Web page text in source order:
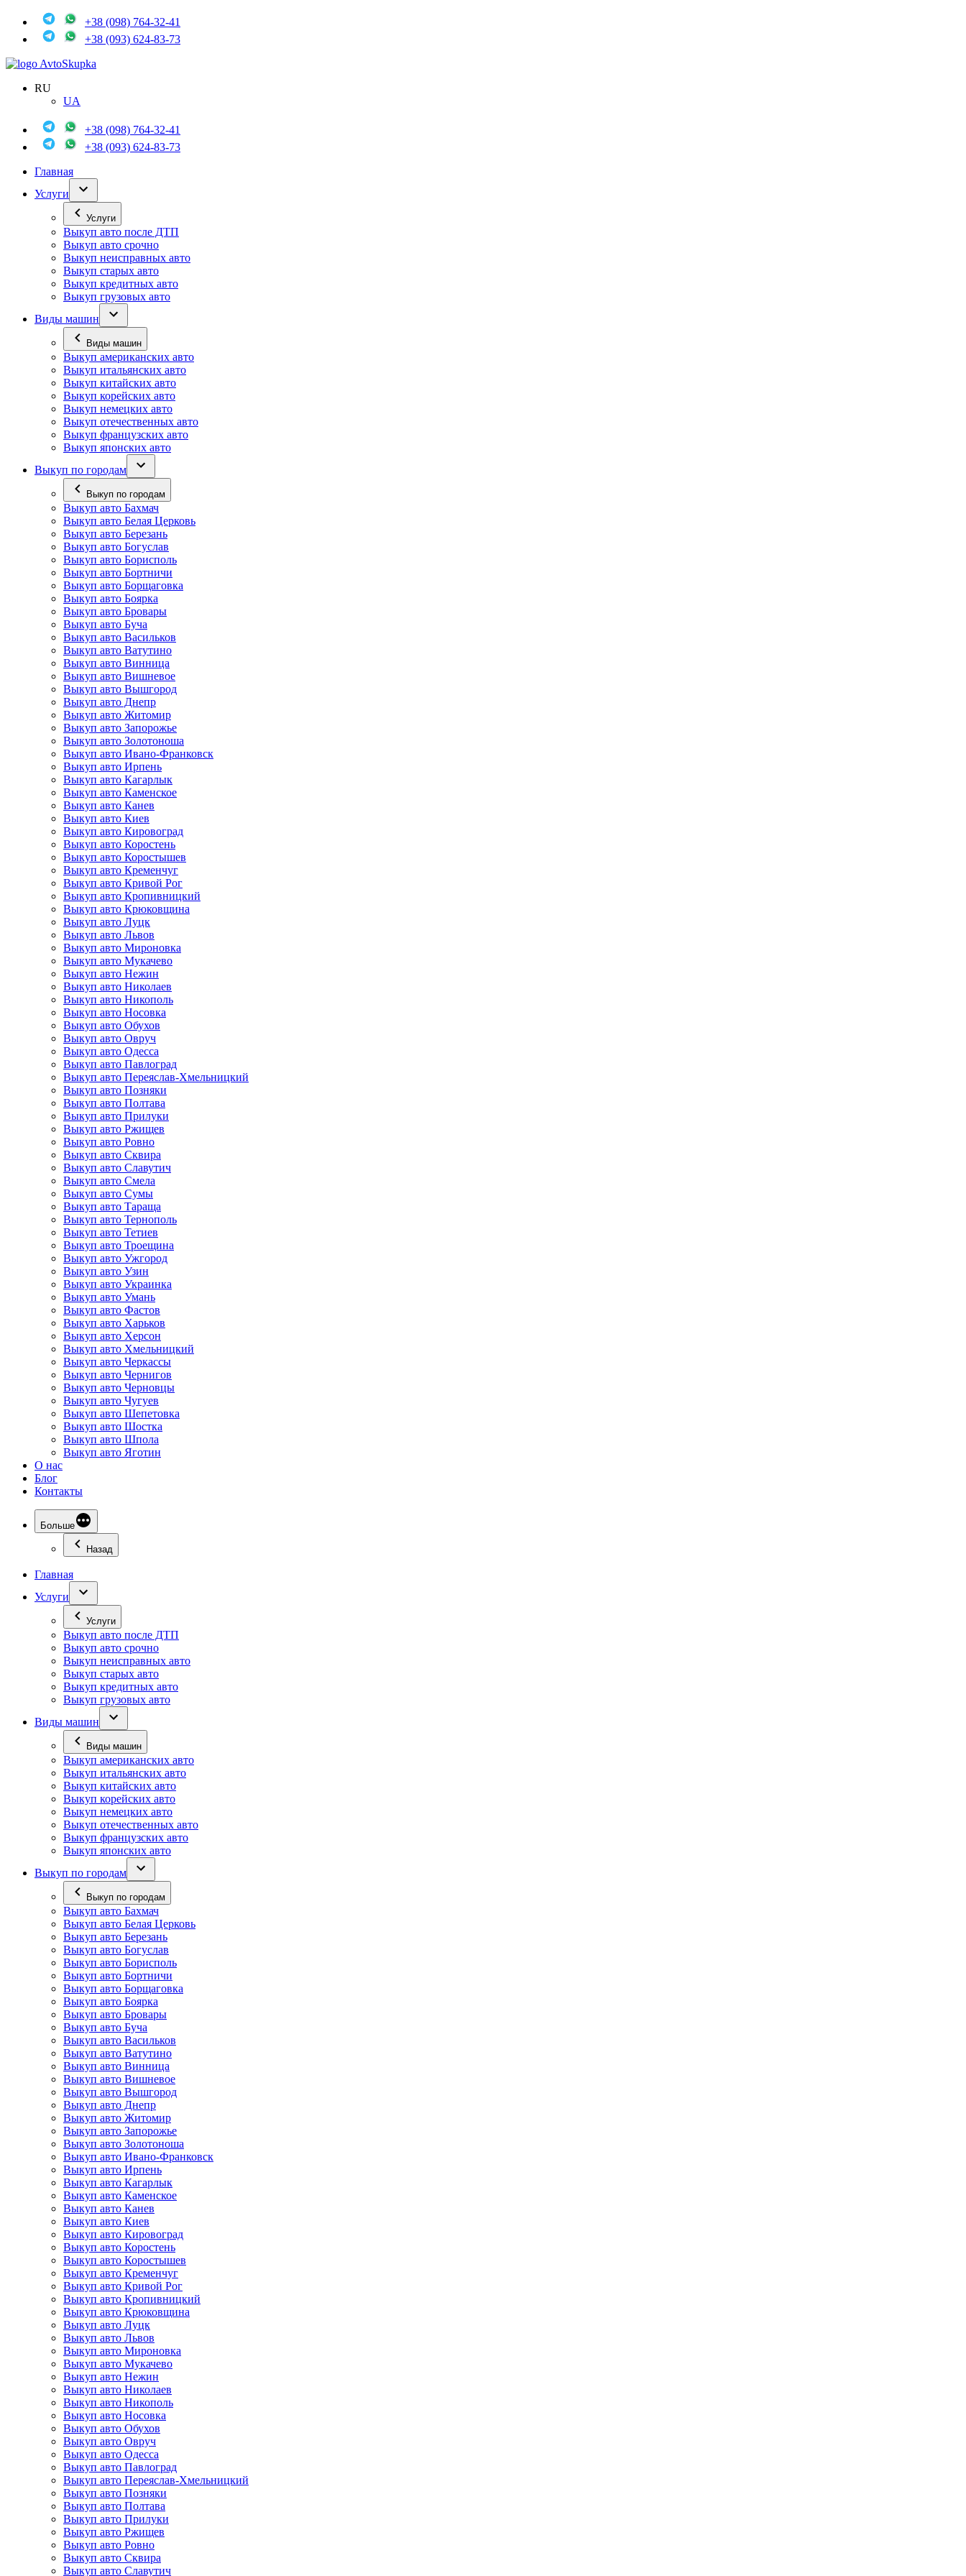
+38 (098) 764-32-41
+38 (093) 624-83-73
AvtoSkupka
RU
UA
+38 (098) 764-32-41
+38 (093) 624-83-73
Главная
Услуги
Услуги
Выкуп авто после ДТП
Выкуп авто срочно
Выкуп неисправных авто
Выкуп старых авто
Выкуп кредитных авто
Выкуп грузовых авто
Виды машин
Виды машин
Выкуп американских авто
Выкуп итальянских авто
Выкуп китайских авто
Выкуп корейских авто
Выкуп немецких авто
Выкуп отечественных авто
Выкуп французских авто
Выкуп японских авто
Выкуп по городам
Выкуп по городам
Выкуп авто Бахмач
Выкуп авто Белая Церковь
Выкуп авто Березань
Выкуп авто Богуслав
Выкуп авто Борисполь
Выкуп авто Бортничи
Выкуп авто Борщаговка
Выкуп авто Боярка
Выкуп авто Бровары
Выкуп авто Буча
Выкуп авто Васильков
Выкуп авто Ватутино
Выкуп авто Винница
Выкуп авто Вишневое
Выкуп авто Вышгород
Выкуп авто Днепр
Выкуп авто Житомир
Выкуп авто Запорожье
Выкуп авто Золотоноша
Выкуп авто Ивано-Франковск
Выкуп авто Ирпень
Выкуп авто Кагарлык
Выкуп авто Каменское
Выкуп авто Канев
Выкуп авто Киев
Выкуп авто Кировоград
Выкуп авто Коростень
Выкуп авто Коростышев
Выкуп авто Кременчуг
Выкуп авто Кривой Рог
Выкуп авто Кропивницкий
Выкуп авто Крюковщина
Выкуп авто Луцк
Выкуп авто Львов
Выкуп авто Мироновка
Выкуп авто Мукачево
Выкуп авто Нежин
Выкуп авто Николаев
Выкуп авто Никополь
Выкуп авто Носовка
Выкуп авто Обухов
Выкуп авто Овруч
Выкуп авто Одесса
Выкуп авто Павлоград
Выкуп авто Переяслав-Хмельницкий
Выкуп авто Позняки
Выкуп авто Полтава
Выкуп авто Прилуки
Выкуп авто Ржищев
Выкуп авто Ровно
Выкуп авто Сквира
Выкуп авто Славутич
Выкуп авто Смела
Выкуп авто Сумы
Выкуп авто Тараща
Выкуп авто Тернополь
Выкуп авто Тетиев
Выкуп авто Троещина
Выкуп авто Ужгород
Выкуп авто Узин
Выкуп авто Украинка
Выкуп авто Умань
Выкуп авто Фастов
Выкуп авто Харьков
Выкуп авто Херсон
Выкуп авто Хмельницкий
Выкуп авто Черкассы
Выкуп авто Чернигов
Выкуп авто Черновцы
Выкуп авто Чугуев
Выкуп авто Шепетовка
Выкуп авто Шостка
Выкуп авто Шпола
Выкуп авто Яготин
О нас
Блог
Контакты
Больше
Назад
Главная
Услуги
Услуги
Выкуп авто после ДТП
Выкуп авто срочно
Выкуп неисправных авто
Выкуп старых авто
Выкуп кредитных авто
Выкуп грузовых авто
Виды машин
Виды машин
Выкуп американских авто
Выкуп итальянских авто
Выкуп китайских авто
Выкуп корейских авто
Выкуп немецких авто
Выкуп отечественных авто
Выкуп французских авто
Выкуп японских авто
Выкуп по городам
Выкуп по городам
Выкуп авто Бахмач
Выкуп авто Белая Церковь
Выкуп авто Березань
Выкуп авто Богуслав
Выкуп авто Борисполь
Выкуп авто Бортничи
Выкуп авто Борщаговка
Выкуп авто Боярка
Выкуп авто Бровары
Выкуп авто Буча
Выкуп авто Васильков
Выкуп авто Ватутино
Выкуп авто Винница
Выкуп авто Вишневое
Выкуп авто Вышгород
Выкуп авто Днепр
Выкуп авто Житомир
Выкуп авто Запорожье
Выкуп авто Золотоноша
Выкуп авто Ивано-Франковск
Выкуп авто Ирпень
Выкуп авто Кагарлык
Выкуп авто Каменское
Выкуп авто Канев
Выкуп авто Киев
Выкуп авто Кировоград
Выкуп авто Коростень
Выкуп авто Коростышев
Выкуп авто Кременчуг
Выкуп авто Кривой Рог
Выкуп авто Кропивницкий
Выкуп авто Крюковщина
Выкуп авто Луцк
Выкуп авто Львов
Выкуп авто Мироновка
Выкуп авто Мукачево
Выкуп авто Нежин
Выкуп авто Николаев
Выкуп авто Никополь
Выкуп авто Носовка
Выкуп авто Обухов
Выкуп авто Овруч
Выкуп авто Одесса
Выкуп авто Павлоград
Выкуп авто Переяслав-Хмельницкий
Выкуп авто Позняки
Выкуп авто Полтава
Выкуп авто Прилуки
Выкуп авто Ржищев
Выкуп авто Ровно
Выкуп авто Сквира
Выкуп авто Славутич